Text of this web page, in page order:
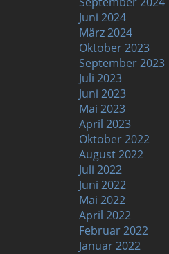
Juni 2024
März 2024
Oktober 2023
September 2023
Juli 2023
Juni 2023
Mai 2023
April 2023
Oktober 2022
August 2022
Juli 2022
Juni 2022
Mai 2022
April 2022
Februar 2022
Januar 2022